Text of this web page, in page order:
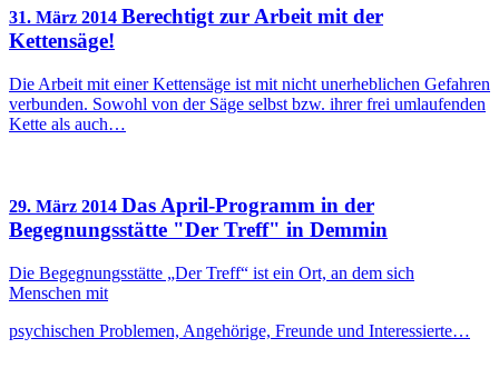
31. März 2014 Berechtigt zur Arbeit mit der
Kettensäge!
Die Arbeit mit einer Kettensäge ist mit nicht unerheblichen Gefahren
verbunden. Sowohl von der Säge selbst bzw. ihrer frei umlaufenden
Kette als auch…
29. März 2014 Das April-Programm in der
Begegnungsstätte "Der Treff" in Demmin
Die Begegnungsstätte „Der Treff“ ist ein Ort, an dem sich
Menschen mit
psychischen Problemen, Angehörige, Freunde und Interessierte…